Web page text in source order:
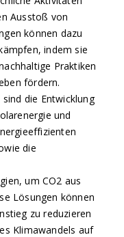
Ausstoß von
können dazu
indem sie
Praktiken
fördern.
die Entwicklung
und
die
um CO2 aus
Lösungen können
zu reduzieren
Klimawandels auf